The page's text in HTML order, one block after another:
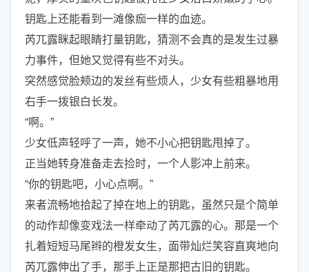
钥匙上还能看到一滩像痂一样的血迹。
芮兀露眯起眼睛打量钥匙，猜测不会真的是发生过暴
力事件，但她又觉得有些不对头。
突然感觉脸颊边的发丝有些烦人，少女有些粗暴地用
右手一拨银白长发。
“啊。”
少女低声轻呼了一声，她不小心把钥匙甩掉了。
正当她转身准备走去捡时，一个人影冲上前来。
“你的钥匙吧，小心点啊。”
来者流畅地拾起了掉在地上的钥匙，虽然只是个简单
的动作却像变戏法一样牵动了芮兀露的心。那是一个
扎着短短马尾辫的橙发女生，面带灿烂笑容直爽地向
芮兀露伸出了手，那手上正是那把古旧的钥匙。